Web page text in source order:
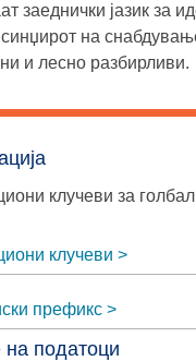
заеднички јазик за
на
и лесно разбирливи.
клучеви за
клучеви
префикс
податоци